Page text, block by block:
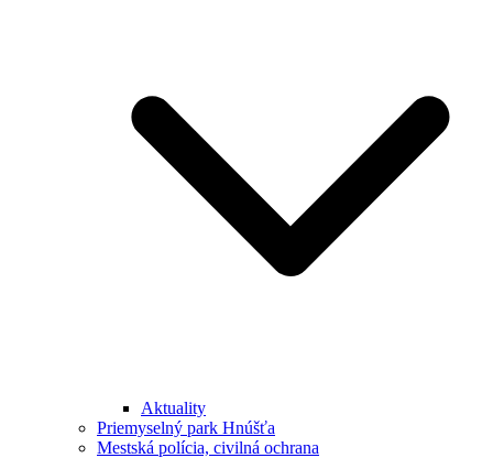
Aktuality
Priemyselný park Hnúšťa
Mestská polícia, civilná ochrana